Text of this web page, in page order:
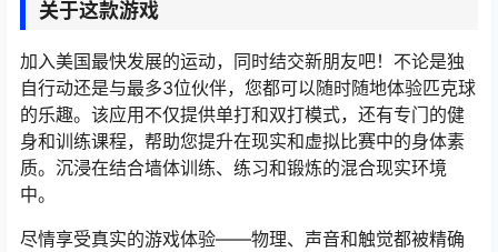
关于这款游戏
加入美国最快发展的运动，同时结交新朋友吧！不论是独
自行动还是与最多3位伙伴，您都可以随时随地体验匹克球
的乐趣。该应用不仅提供单打和双打模式，还有专门的健
身和训练课程，帮助您提升在现实和虚拟比赛中的身体素
质。沉浸在结合墙体训练、练习和锻炼的混合现实环境
中。
尽情享受真实的游戏体验——物理、声音和触觉都被精确